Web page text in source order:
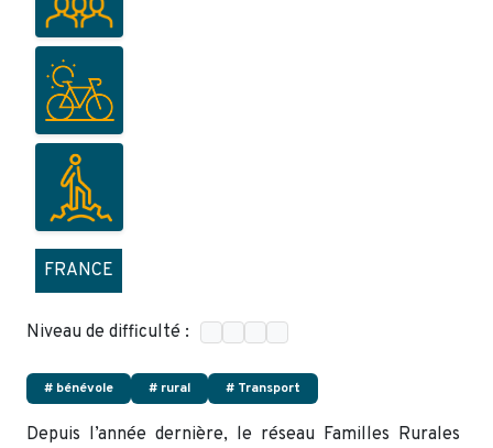
FRANCE
Niveau de difficulté :
# bénévole # rural # Transport
Depuis l’année dernière, le réseau Familles Rurales